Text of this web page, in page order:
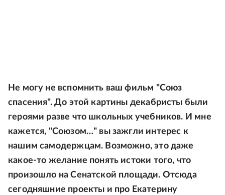
Не могу не вспомнить ваш фильм "Союз
спасения". До этой картины декабристы были
героями разве что школьных учебников. И мне
кажется, "Союзом…" вы зажгли интерес к
нашим самодержцам. Возможно, это даже
какое-то желание понять истоки того, что
произошло на Сенатской площади. Отсюда
сегодняшние проекты и про Екатерину